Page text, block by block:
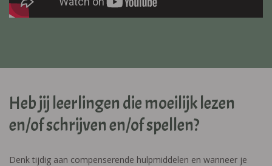
Heb jij leerlingen die moeilijk lezen
en/of schrijven en/of spellen?
Denk tijdig aan compenserende hulpmiddelen en wanneer je